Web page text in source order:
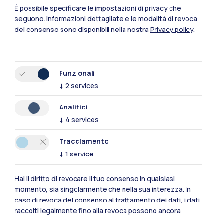
Cremona
Lecco
Piacenza
Naviga il sito
Risorse
Contattaci
È possibile specificare le impostazioni di privacy che
seguono. Informazioni dettagliate e le modalità di revoca
del consenso sono disponibili nella nostra Privacy policy.
Funzionali
↓ 2 services
Analitici
↓ 4 services
Tracciamento
↓ 1 service
Hai il diritto di revocare il tuo consenso in qualsiasi
momento, sia singolarmente che nella sua interezza. In
caso di revoca del consenso al trattamento dei dati, i dati
raccolti legalmente fino alla revoca possono ancora